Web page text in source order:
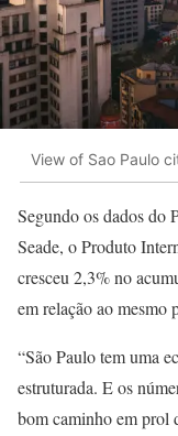
View of Sao Paulo
Segundo os dados do
Seade, o Produto
cresceu 2,3% no
em relação ao mesmo
“São Paulo tem uma
estruturada. E os
bom caminho em prol